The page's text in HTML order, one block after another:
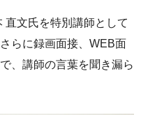
文氏を特別講師として
らに録画面接、WEB面
、講師の言葉を聞き漏ら